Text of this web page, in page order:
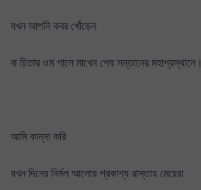
যখন আপনি কবর খোঁড়েন
বা চিতার ওম গালে মাখেন শেষ সন্তানের মহাপ্রস্থানে।
আমি কান্না করি
যখন দিনের নির্মল আলোয় প্রকাশ্য রাস্তায় মেয়েরা